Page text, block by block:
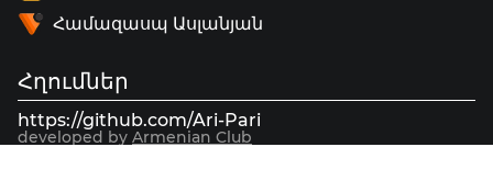
Համազասպ Ասլանյան
Հղումներ
https://github.com/Ari-Pari
developed by Armenian Club